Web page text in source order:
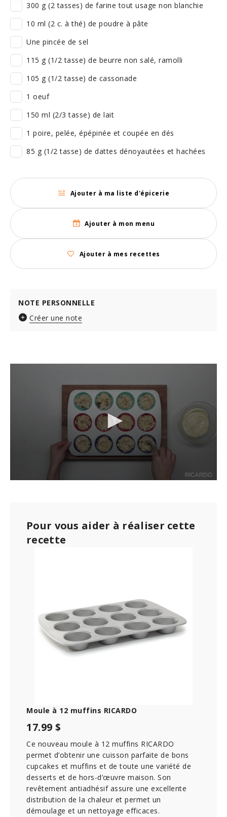
300 g (2 tasses) de farine tout usage non blanchie
10 ml (2 c. à thé) de poudre à pâte
Une pincée de sel
115 g (1/2 tasse) de beurre non salé, ramolli
105 g (1/2 tasse) de cassonade
1 oeuf
150 ml (2/3 tasse) de lait
1 poire, pelée, épépinée et coupée en dés
85 g (1/2 tasse) de dattes dénoyautées et hachées
Ajouter à ma liste d'épicerie
Ajouter à mon menu
Ajouter à mes recettes
NOTE PERSONNELLE
Créer une note
Pour vous aider à réaliser cette
recette
Moule à 12 muffins RICARDO
17.99 $
Ce nouveau moule à 12 muffins RICARDO
permet d’obtenir une cuisson parfaite de bons
cupcakes et muffins et de toute une variété de
desserts et de hors-d’œuvre maison. Son
revêtement antiadhésif assure une excellente
distribution de la chaleur et permet un
démoulage et un nettoyage efficaces.